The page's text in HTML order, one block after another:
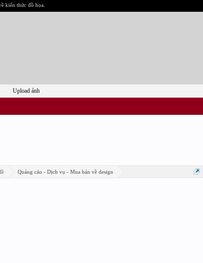
kiến thức đồ họa.
Quảng cáo - Dịch vụ - Mua bán về design
Upload ảnh